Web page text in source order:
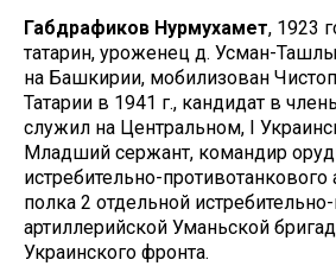
Габдрафиков Нурмухамет, 1923
татарин, уроженец д. Усман-
на Башкирии, мобилизован
Татарии в 1941 г., кандидат в
служил на Центральном, I
Младший сержант, командир
истребительно-противотанкового
полка 2 отдельной
артиллерийской Уманьской
Украинского фронта.